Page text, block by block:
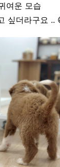
여운 모습
싶더라구요 ..